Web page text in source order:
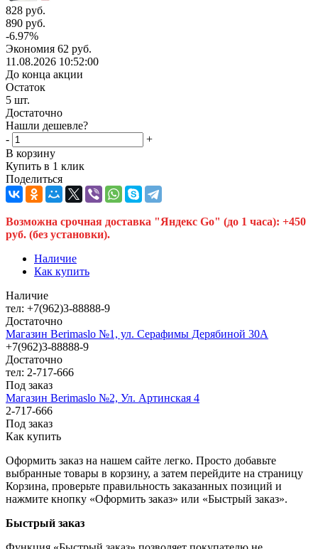
828 руб.
890 руб.
-6.97%
Экономия 62 руб.
11.08.2026 10:52:00
До конца акции
Остаток
5 шт.
Достаточно
Нашли дешевле?
-
+
В корзину
Купить в 1 клик
Поделиться
Возможна срочная доставка "Яндекс Go" (до 1 часа): +450
руб. (без установки).
Наличие
Как купить
Наличие
тел: +7(962)3-88888-9
Достаточно
Магазин Berimaslo №1, ул. Серафимы Дерябиной 30А
+7(962)3-88888-9
Достаточно
тел: 2-717-666
Под заказ
Магазин Berimaslo №2, Ул. Артинская 4
2-717-666
Под заказ
Как купить
Оформить заказ на нашем сайте легко. Просто добавьте
выбранные товары в корзину, а затем перейдите на страницу
Корзина, проверьте правильность заказанных позиций и
нажмите кнопку «Оформить заказ» или «Быстрый заказ».
Быстрый заказ